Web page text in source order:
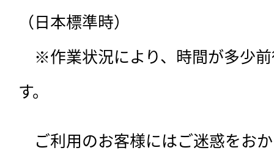
（日本標準時）
※作業状況により、時間が多少
す。
ご利用のお客様にはご迷惑をお